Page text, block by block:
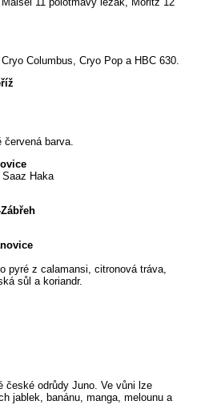
Columbus, Cryo Pop a HBC 630.
barva.
Haka
pyré z calamansi, citronová tráva,
sůl a koriandr.
české odrůdy Juno. Ve vůni lze
jablek, banánu, manga, melounu a